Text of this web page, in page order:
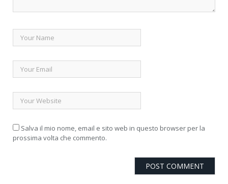
Salva il mio nome, email e sito web in questo browser per la
prossima volta che commento.